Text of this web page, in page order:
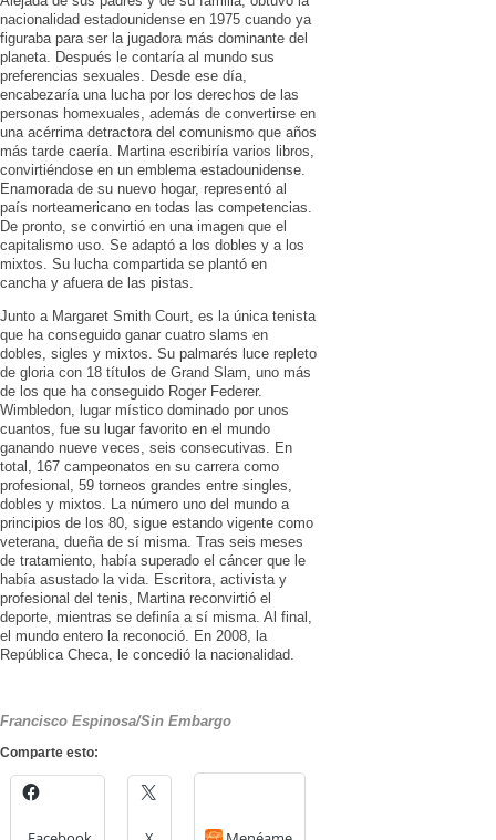
nacionalidad estadounidense en 1975 cuando ya
figuraba para ser la jugadora más dominante del
planeta. Después le contaría al mundo sus
preferencias sexuales. Desde ese día,
encabezaría una lucha por los derechos de las
personas homexuales, además de convertirse en
una acérrima detractora del comunismo que años
más tarde caería. Martina escribiría varios libros,
convirtiéndose en un emblema estadounidense.
Enamorada de su nuevo hogar, representó al
país norteamericano en todas las competencias.
De pronto, se convirtió en una imagen que el
capitalismo uso. Se adaptó a los dobles y a los
mixtos. Su lucha compartida se plantó en
cancha y afuera de las pistas.
Junto a Margaret Smith Court, es la única tenista
que ha conseguido ganar cuatro slams en
dobles, sigles y mixtos. Su palmarés luce repleto
de gloria con 18 títulos de Grand Slam, uno más
de los que ha conseguido Roger Federer.
Wimbledon, lugar místico dominado por unos
cuantos, fue su lugar favorito en el mundo
ganando nueve veces, seis consecutivas. En
total, 167 campeonatos en su carrera como
profesional, 59 torneos grandes entre singles,
dobles y mixtos. La número uno del mundo a
principios de los 80, sigue estando vigente como
veterana, dueña de sí misma. Tras seis meses
de tratamiento, había superado el cáncer que le
había asustado la vida. Escritora, activista y
profesional del tenis, Martina reconvirtió el
deporte, mientras se definía a sí misma. Al final,
el mundo entero la reconoció. En 2008, la
República Checa, le concedió la nacionalidad.
Francisco Espinosa/Sin Embargo
Comparte esto: